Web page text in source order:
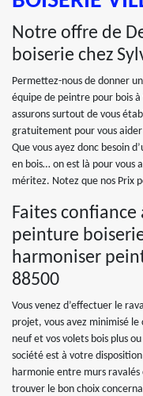
Notre offre de
boiserie chez
Permettez-nous de donner
équipe de peintre pour bois
assurons surtout de vous
gratuitement pour vous
Que vous ayez donc besoin
en bois… on est là pour vous
méritez. Notez que nos Prix
Faites
peinture
harmoniser
88500
Vous venez d’effectuer le
projet, vous avez minimisé
neuf et vos volets bois plus
société est à votre
harmonie entre murs ravalés
trouver le bon choix